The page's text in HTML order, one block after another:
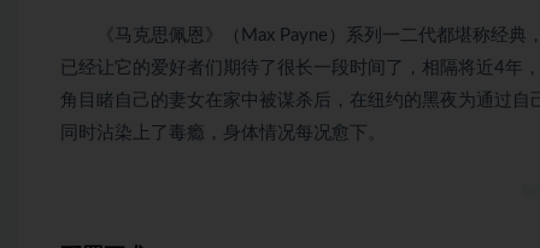
《马克思佩恩》（Max Payne）系列一二代都堪称经典
已经让它的爱好者们期待了很长一段时间了，相隔将近4年
角目睹自己的妻女在家中被谋杀后，在纽约的黑夜为通过
同时沾染上了毒瘾，身体情况每况愈下。